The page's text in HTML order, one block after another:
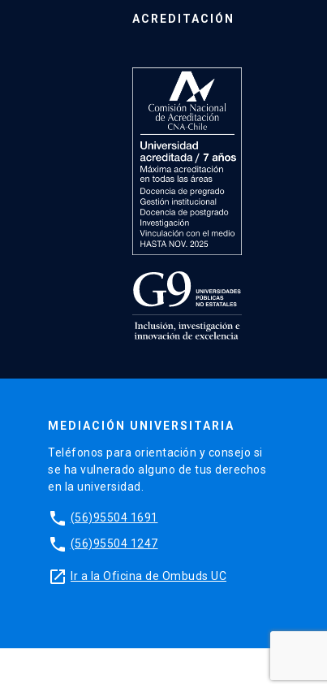
ACREDITACIÓN
MEDIACIÓN UNIVERSITARIA
Teléfonos para orientación y consejo si
se ha vulnerado alguno de tus derechos
en la universidad.
phone (56)95504 1691
phone (56)95504 1247
launch Ir a la Oficina de Ombuds UC